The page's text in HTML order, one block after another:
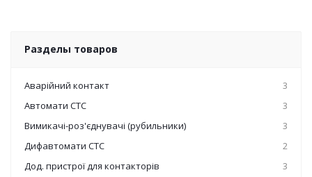
Разделы товаров
Аварійний контакт
3
Автомати СТС
3
Вимикачі-роз'єднувачі (рубильники)
3
Дифавтомати СТС
2
Дод. пристрої для контакторів
3